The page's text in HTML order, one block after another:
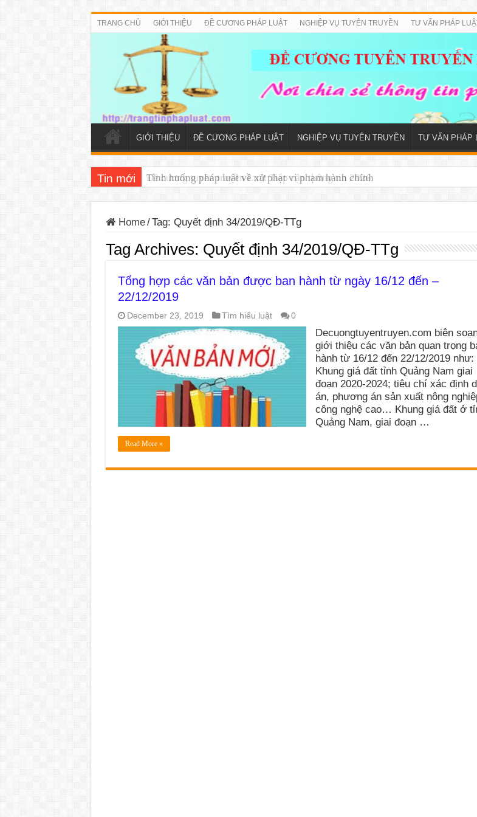
TRANG CHỦ GIỚI THIỆU ĐỀ CƯƠNG PHÁP LUẬT NGHIỆP VỤ TUYÊN TRUYỀN TƯ VẤN PHÁP
GIỚI THIỆU ĐỀ CƯƠNG PHÁP LUẬT NGHIỆP VỤ TUYÊN TRUYỀN TƯ VẤN PHÁP
Tin mới Đề cương tuyên truyền Luật Tiếp cận thông tin 2026
Home/Tag: Quyết định 34/2019/QĐ-TTg
Tag Archives: Quyết định 34/2019/QĐ-TTg
Tổng hợp các văn bản được ban hành từ ngày 16/12 đến –
22/12/2019
December 23, 2019 Tìm hiểu luật 0
Decuongtuyentruyen.com biên
giới thiệu các văn bản quan trọng
hành từ 16/12 đến 22/12/2019 như:
Khung giá đất tỉnh Quảng Nam giai
đoạn 2020-2024; tiêu chí xác định
án, phương án sản xuất nông
công nghệ cao… Khung giá đất ở
Quảng Nam, giai đoạn …
Read More »